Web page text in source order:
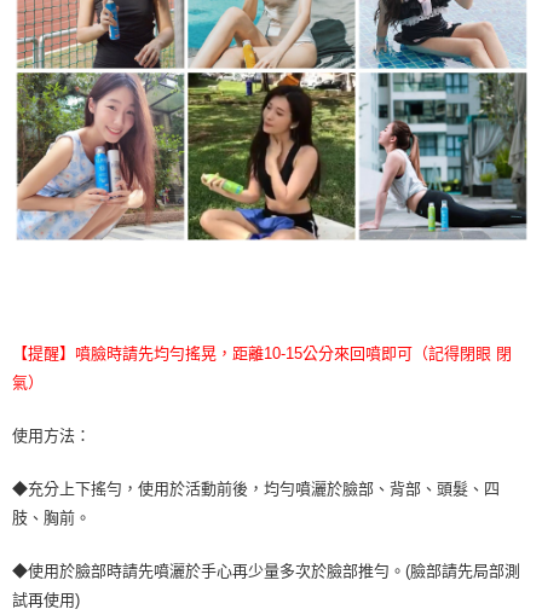
【提醒】噴臉時請先均勻搖晃，距離10-15公分來回噴即可（記得閉眼 閉
氣）
使用方法：
◆充分上下搖勻，使用於活動前後，均勻噴灑於臉部、背部、頭髮、四
肢、胸前。
◆使用於臉部時請先噴灑於手心再少量多次於臉部推勻。(臉部請先局部測
試再使用)